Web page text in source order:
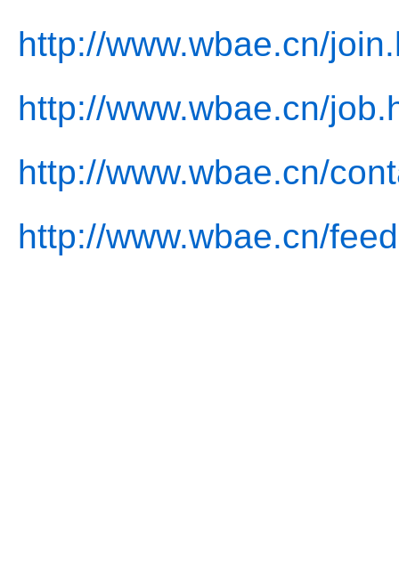
http://www.wbae.cn/
http://www.wbae.cn/
http://www.wbae.cn/
http://www.wbae.cn/